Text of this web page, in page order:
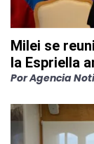
Milei se
la Espriella
PorAgencia